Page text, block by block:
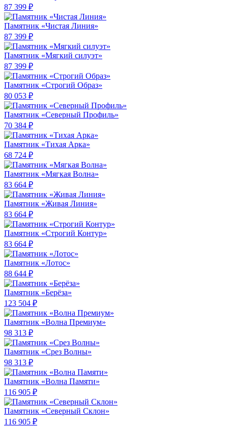
87 399 ₽
Памятник «Чистая Линия»
87 399 ₽
Памятник «Мягкий силуэт»
87 399 ₽
Памятник «Строгий Образ»
80 053 ₽
Памятник «Северный Профиль»
70 384 ₽
Памятник «Тихая Арка»
68 724 ₽
Памятник «Мягкая Волна»
83 664 ₽
Памятник «Живая Линия»
83 664 ₽
Памятник «Строгий Контур»
83 664 ₽
Памятник «Лотос»
88 644 ₽
Памятник «Берёза»
123 504 ₽
Памятник «Волна Премиум»
98 313 ₽
Памятник «Срез Волны»
98 313 ₽
Памятник «Волна Памяти»
116 905 ₽
Памятник «Северный Склон»
116 905 ₽